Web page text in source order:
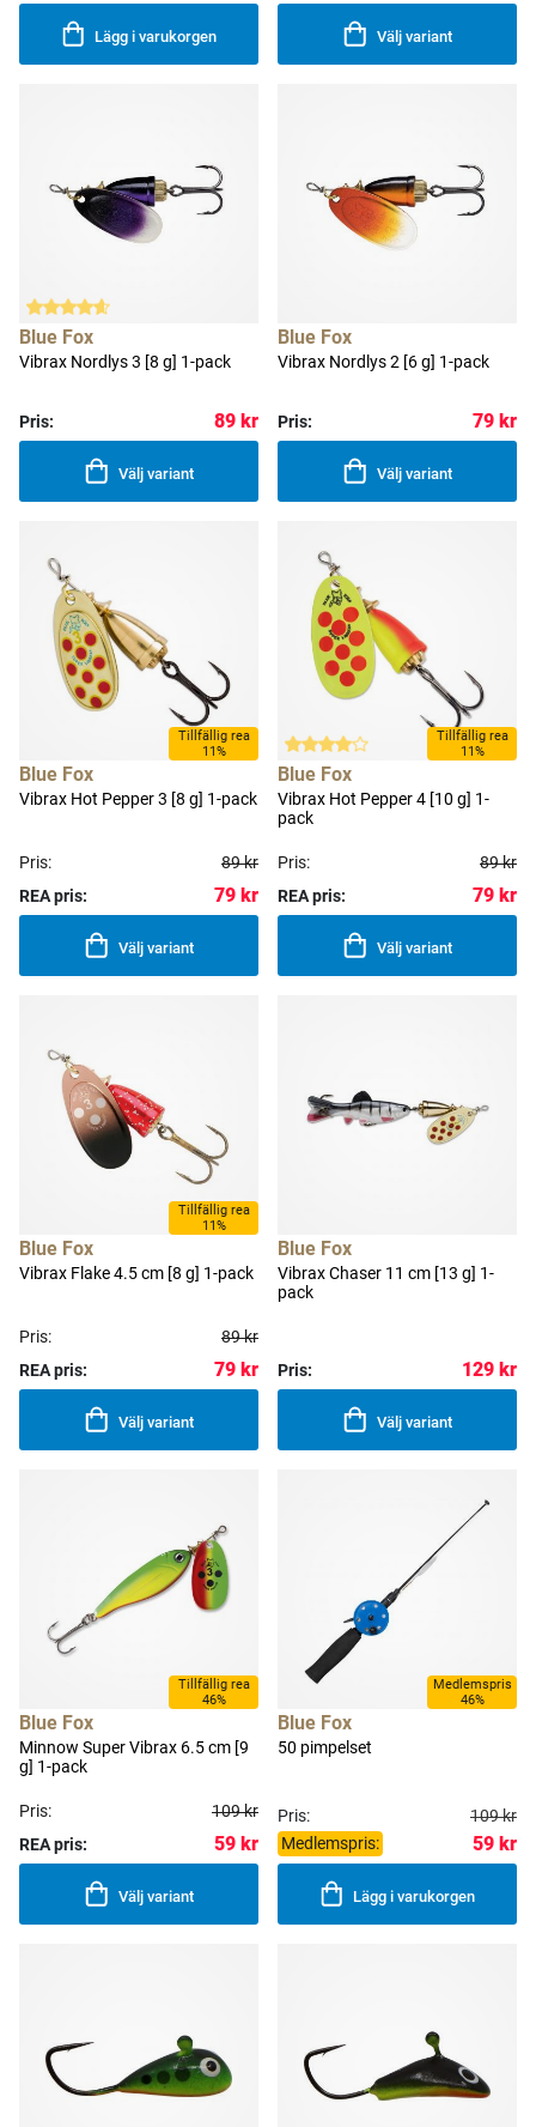
Lägg i varukorgen Välj variant
Blue Fox
Vibrax Nordlys 3 [8 g] 1-pack
Pris: 89 kr
Välj variant
Blue Fox
Vibrax Nordlys 2 [6 g] 1-pack
Pris: 79 kr
Välj variant
Tillfällig rea
11%
Blue Fox
Vibrax Hot Pepper 3 [8 g] 1-pack
Pris:
89 kr
REA pris:
79 kr
Välj variant
Tillfällig rea
11%
Blue Fox
Vibrax Hot Pepper 4 [10 g] 1-
pack
Pris:
89 kr
REA pris:
79 kr
Välj variant
Tillfällig rea
11%
Blue Fox
Vibrax Flake 4.5 cm [8 g] 1-pack
Pris:
89 kr
REA pris:
79 kr
Välj variant
Blue Fox
Vibrax Chaser 11 cm [13 g] 1-
pack
Pris: 129 kr
Välj variant
Tillfällig rea
46%
Blue Fox
Minnow Super Vibrax 6.5 cm [9
g] 1-pack
Pris:
109 kr
REA pris:
59 kr
Välj variant
Medlemspris
46%
Blue Fox
50 pimpelset
Pris:
109 kr
Medlemspris:
59 kr
Lägg i varukorgen